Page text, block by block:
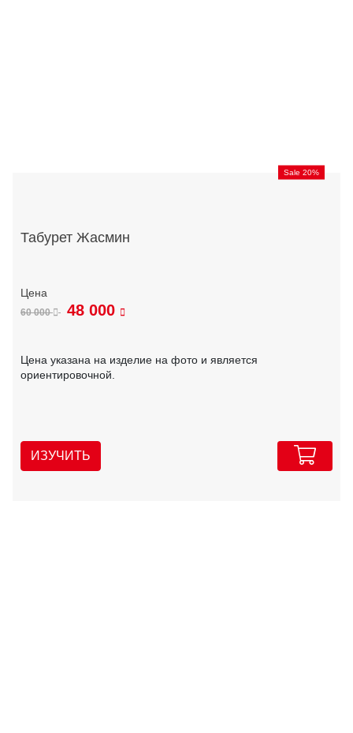
Sale 20%
Табурет Жасмин
60 000 48 000
Цена указана на изделие на фото и является
ориентировочной.
ИЗУЧИТЬ